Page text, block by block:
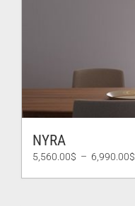
NYRA
5,560.00$ – 6,990.00$